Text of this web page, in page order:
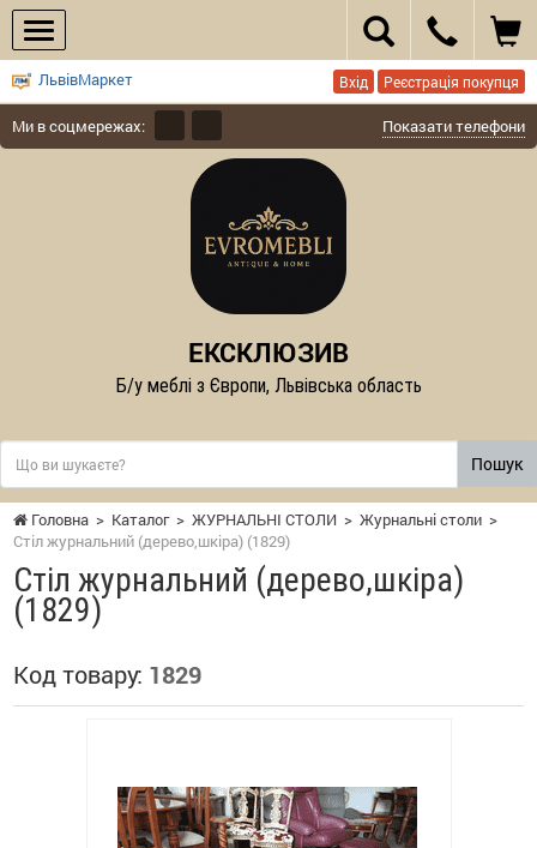
Вхід Реєстрація покупця
ЛьвівМаркет
Ми в соцмережах: Показати телефони
ЕКСКЛЮЗИВ
Б/у меблі з Європи, Львівська область
Пошук
Головна > Каталог > ЖУРНАЛЬНІ СТОЛИ > Журнальні столи >
Стіл журнальний (дерево,шкіра) (1829)
Стіл журнальний (дерево,шкіра)
(1829)
Код товару: 1829